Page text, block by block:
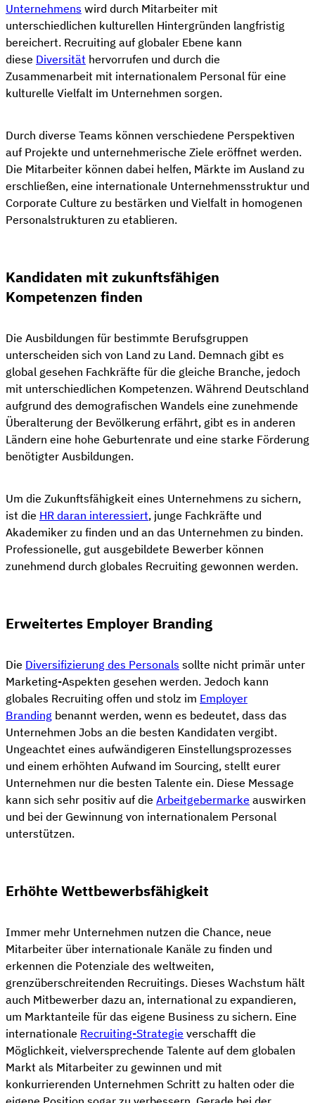
Unternehmens wird durch Mitarbeiter mit
unterschiedlichen kulturellen Hintergründen langfristig
bereichert. Recruiting auf globaler Ebene kann
diese Diversität hervorrufen und durch die
Zusammenarbeit mit internationalem Personal für eine
kulturelle Vielfalt im Unternehmen sorgen.
Durch diverse Teams können verschiedene Perspektiven
auf Projekte und unternehmerische Ziele eröffnet werden.
Die Mitarbeiter können dabei helfen, Märkte im Ausland zu
erschließen, eine internationale Unternehmensstruktur und
Corporate Culture zu bestärken und Vielfalt in homogenen
Personalstrukturen zu etablieren.
Kandidaten mit zukunftsfähigen
Kompetenzen finden
Die Ausbildungen für bestimmte Berufsgruppen
unterscheiden sich von Land zu Land. Demnach gibt es
global gesehen Fachkräfte für die gleiche Branche, jedoch
mit unterschiedlichen Kompetenzen. Während Deutschland
aufgrund des demografischen Wandels eine zunehmende
Überalterung der Bevölkerung erfährt, gibt es in anderen
Ländern eine hohe Geburtenrate und eine starke Förderung
benötigter Ausbildungen.
Um die Zukunftsfähigkeit eines Unternehmens zu sichern,
ist die HR daran interessiert, junge Fachkräfte und
Akademiker zu finden und an das Unternehmen zu binden.
Professionelle, gut ausgebildete Bewerber können
zunehmend durch globales Recruiting gewonnen werden.
Erweitertes Employer Branding
Die Diversifizierung des Personals sollte nicht primär unter
Marketing-Aspekten gesehen werden. Jedoch kann
globales Recruiting offen und stolz im Employer
Branding benannt werden, wenn es bedeutet, dass das
Unternehmen Jobs an die besten Kandidaten vergibt.
Ungeachtet eines aufwändigeren Einstellungsprozesses
und einem erhöhten Aufwand im Sourcing, stellt eurer
Unternehmen nur die besten Talente ein. Diese Message
kann sich sehr positiv auf die Arbeitgebermarke auswirken
und bei der Gewinnung von internationalem Personal
unterstützen.
Erhöhte Wettbewerbsfähigkeit
Immer mehr Unternehmen nutzen die Chance, neue
Mitarbeiter über internationale Kanäle zu finden und
erkennen die Potenziale des weltweiten,
grenzüberschreitenden Recruitings. Dieses Wachstum hält
auch Mitbewerber dazu an, international zu expandieren,
um Marktanteile für das eigene Business zu sichern. Eine
internationale Recruiting-Strategie verschafft die
Möglichkeit, vielversprechende Talente auf dem globalen
Markt als Mitarbeiter zu gewinnen und mit
konkurrierenden Unternehmen Schritt zu halten oder die